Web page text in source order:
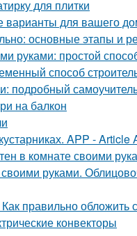
для плитки
варианты для вашего
основные этапы и
руками: простой
способ
подробный
на балкон
APP - Article
в комнате своими
руками.
правильно
конвекторы